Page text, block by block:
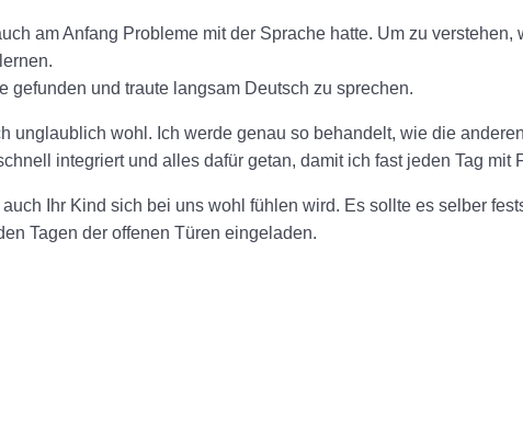
am Anfang Probleme mit der Sprache hatte. Um zu
gefunden und traute langsam Deutsch zu sprechen.
unglaublich wohl. Ich werde genau so behandelt, wie die
integriert und alles dafür getan, damit ich fast jeden Tag mit
Ihr Kind sich bei uns wohl fühlen wird. Es sollte es selber
Tagen der offenen Türen eingeladen.